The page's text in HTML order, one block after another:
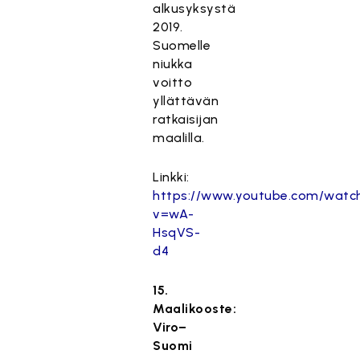
alkusyksystä
2019.
Suomelle
niukka
voitto
yllättävän
ratkaisijan
maalilla.
Linkki:
https://www.youtube.com/
v=wA-
HsqVS-
d4
15.
Maalikooste:
Viro–
Suomi